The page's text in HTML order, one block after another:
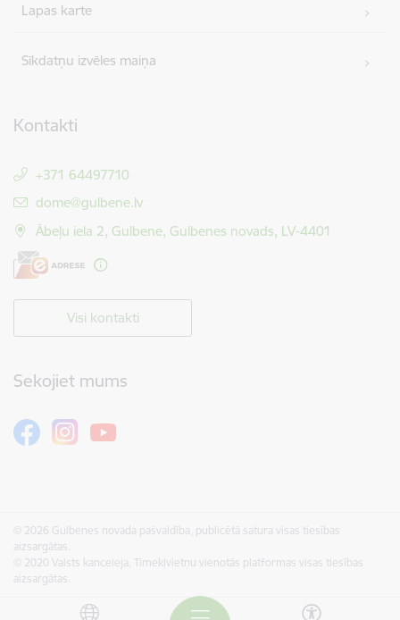
Lapas karte
Sīkdatņu izvēles maiņa
Kontakti
+371 64497710
E-pasts:
dome@gulbene.lv
Ābeļu iela 2, Gulbene, Gulbenes novads, LV-4401
Visi kontakti
Sekojiet mums
© 2026 Gulbenes novada pašvaldība, publicētā satura visas tiesības
aizsargātas.
© 2020 Valsts kanceleja, Tīmekļvietņu vienotās platformas visas tiesības
aizsargātas.